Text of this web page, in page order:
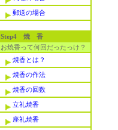
郵送の場合
Step4 焼 香
お焼香って何回だったっけ？
焼香とは？
焼香の作法
焼香の回数
立礼焼香
座礼焼香